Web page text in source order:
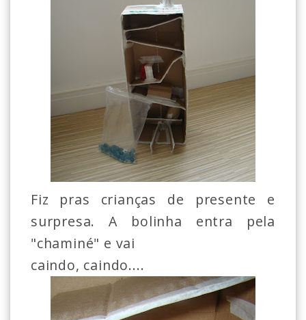
Fiz pras crianças de presente e
surpresa. A bolinha entra pela
"chaminé" e vai
caindo, caindo....